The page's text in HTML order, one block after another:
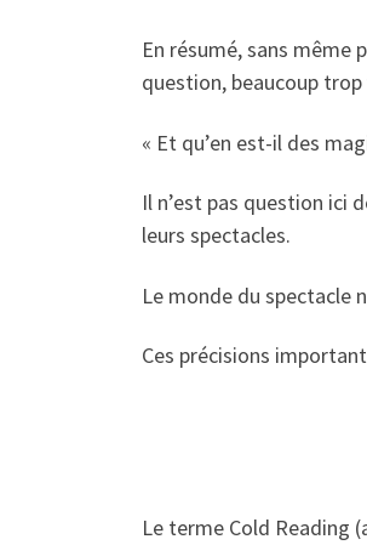
En résumé, sans même
question, beaucoup
« Et qu’en est-il des
Il n’est pas question ici
leurs spectacles.
Le monde du spectacle
Ces précisions
Le terme Cold Reading